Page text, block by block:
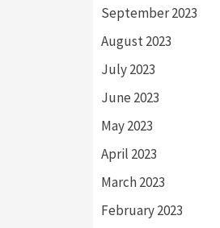
September 2023
August 2023
July 2023
June 2023
May 2023
April 2023
March 2023
February 2023